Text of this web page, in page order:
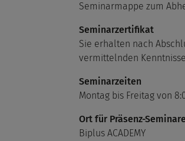
Seminarmappe zum
Seminarzertifikat
Sie erhalten nach
vermittelnden
Seminarzeiten
Montag bis Freitag von
Ort für Präsenz-Seminare
Biplus ACADEMY